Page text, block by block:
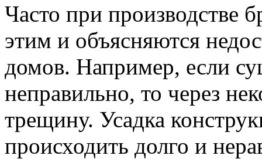
Часто при производстве
этим и объясняются
домов. Например, если
неправильно, то через
трещину. Усадка
происходить долго и